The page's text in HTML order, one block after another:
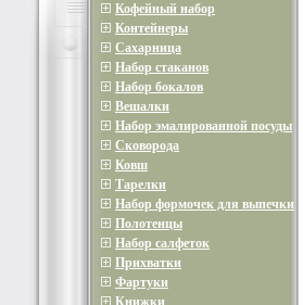
Кофейный набор
Контейнеры
Сахарница
Набор стаканов
Набор бокалов
Вешалки
Набор эмалированной посуды
Сковорода
Ковш
Тарелки
Набор формочек для выпечки
Полотенцы
Набор салфеток
Прихватки
Фартуки
Книжки